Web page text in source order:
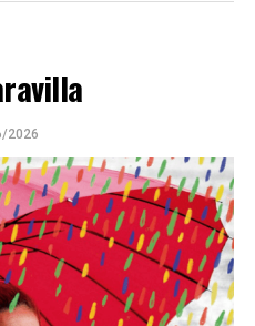
con doble tapa, que
a remarla.
2026